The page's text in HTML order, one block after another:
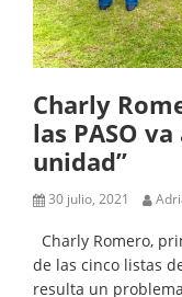
Charly
las PASO
unidad”
30 julio, 2021
Charly Romero,
de las cinco listas
resulta un